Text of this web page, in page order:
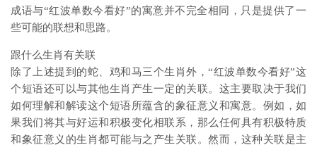
成语与“红波单数今看好”的寓意并不完全相同，只是提供了一
些可能的联想和思路。
跟什么生肖有关联
除了上述提到的蛇、鸡和马三个生肖外，“红波单数今看好”这
个短语还可以与其他生肖产生一定的关联。这主要取决于我们
如何理解和解读这个短语所蕴含的象征意义和寓意。例如，如
果我们将其与好运和积极变化相联系，那么任何具有积极特质
和象征意义的生肖都可能与之产生关联。然而，这种关联是主